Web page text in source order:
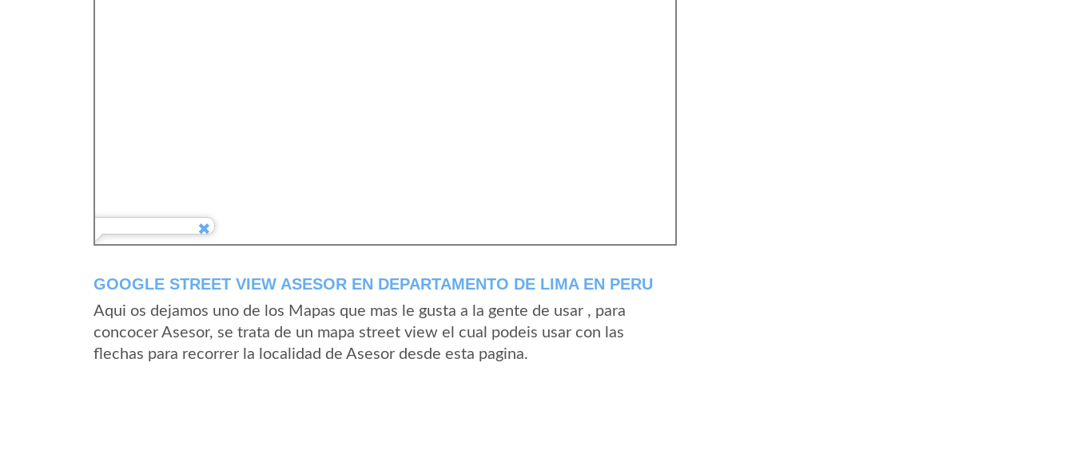
GOOGLE STREET VIEW ASESOR EN DEPARTAMENTO DE LIMA EN PERU
Aqui os dejamos uno de los Mapas que mas le gusta a la gente de usar , para
concocer Asesor, se trata de un mapa street view el cual podeis usar con las
flechas para recorrer la localidad de Asesor desde esta pagina.